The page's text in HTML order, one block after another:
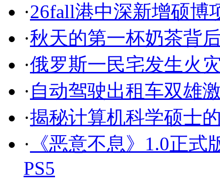
·26fall港中深新增硕博
·秋天的第一杯奶茶背
·俄罗斯一民宅发生火
· 自动驾驶出租车双雄
·揭秘计算机科学硕士
· 《恶意不息》1.0正
PS5